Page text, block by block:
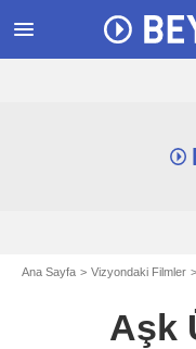
menu
Ana Sayfa Vizyondaki Filmler
Aşk